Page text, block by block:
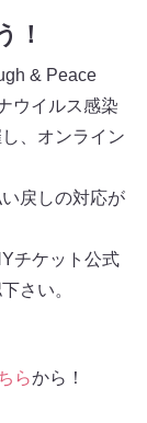
！
& Peace
ウイルス感染
、オンライン
戻しの対応が
チケット公式
さい。
らから！